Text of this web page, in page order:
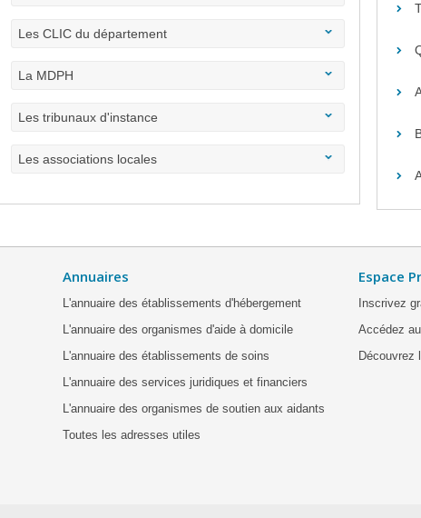
Les CLIC du département
La MDPH
Les tribunaux d'instance
Les associations locales
Annuaires
L'annuaire des établissements d'hébergement
L'annuaire des organismes d'aide à domicile
L'annuaire des établissements de soins
L'annuaire des services juridiques et financiers
L'annuaire des organismes de soutien aux aidants
Toutes les adresses utiles
Espace
Inscrivez
Accédez
Découvrez